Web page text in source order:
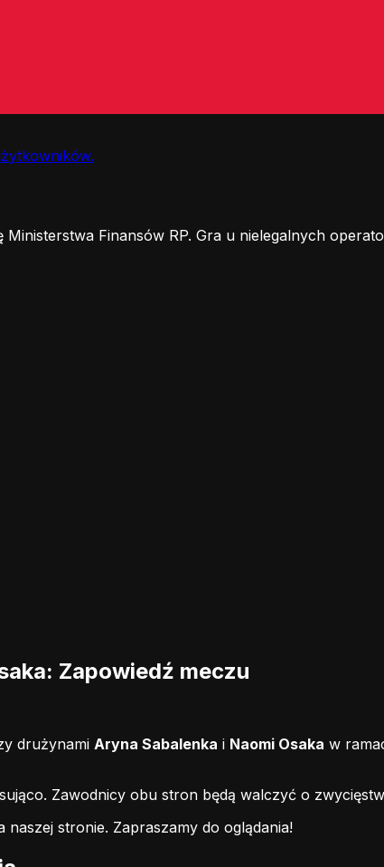
Finansów RP. Gra u nielegalnych
Zapowiedź meczu
drużynami Aryna Sabalenka i Naomi Osaka w
Zawodnicy obu stron będą walczyć o
naszej stronie. Zapraszamy do oglądania!